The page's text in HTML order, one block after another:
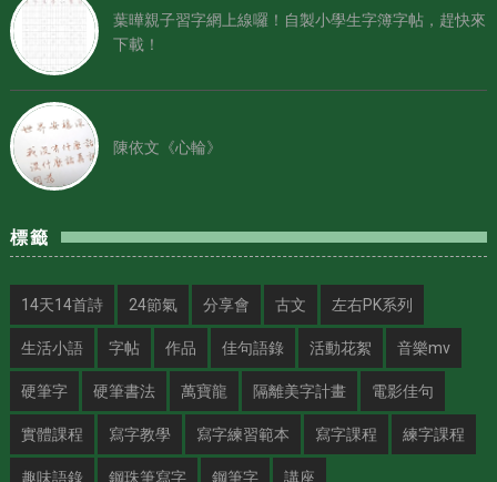
葉曄親子習字網上線囉！自製小學生字簿字帖，趕快來
下載！
陳依文《心輪》
標籤
14天14首詩 24節氣 分享會 古文 左右PK系列
生活小語 字帖 作品 佳句語錄 活動花絮 音樂mv
硬筆字 硬筆書法 萬寶龍 隔離美字計畫 電影佳句
實體課程 寫字教學 寫字練習範本 寫字課程 練字課程
趣味語錄 鋼珠筆寫字 鋼筆字 講座